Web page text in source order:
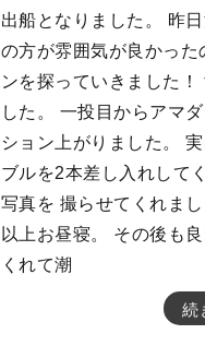
出船となりました。 昨
の方が雰囲気が良かった
ンを探っていきました
した。 一投目からアマ
ション上がりました。
ブルを2本差し入れして
写真を 撮らせてくれま
以上お昼寝。 その後も
くれて潮
続